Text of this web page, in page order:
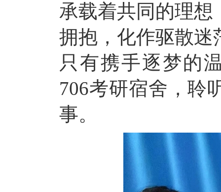
承载着共同的理
拥抱，化作驱散迷
只有携手逐梦的
706考研宿舍，聆
事。